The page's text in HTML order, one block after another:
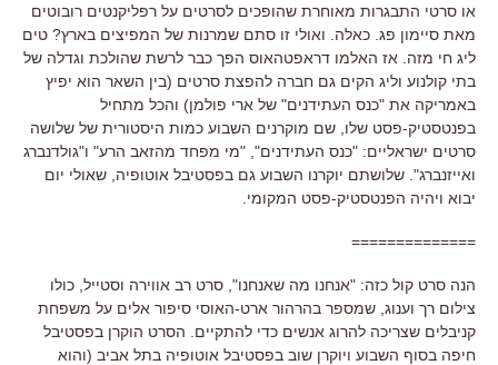
או סרטי התבגרות מאוחרת שהופכים לסרטים על רפליקנטים רובוטים
מאת סיימון פג. כאלה. ואולי זו סתם שמרנות של המפיצים בארץ? טים
ליג חי מזה. אז האלמו דראפטהאוס הפך כבר לרשת שהולכת וגדלה של
בתי קולנוע וליג הקים גם חברה להפצת סרטים (בין השאר הוא יפיץ
באמריקה את "כנס העתידנים" של ארי פולמן) והכל מתחיל
בפנטסטיק-פסט שלו, שם מוקרנים השבוע כמות היסטורית של שלושה
סרטים ישראליים: "כנס העתידנים", "מי מפחד מהזאב הרע" ו"גולדנברג
ואייזנברג". שלושתם יוקרנו השבוע גם בפסטיבל אוטופיה, שאולי יום
יבוא ויהיה הפנטסטיק-פסט המקומי.
==============
הנה סרט קול כזה: "אנחנו מה שאנחנו", סרט רב אווירה וסטייל, כולו
צילום רך וענוג, שמספר בהרהור ארט-האוסי סיפור אלים על משפחת
קניבלים שצריכה להרוג אנשים כדי להתקיים. הסרט הוקרן בפסטיבל
חיפה בסוף השבוע ויוקרן שוב בפסטיבל אוטופיה בתל אביב (והוא